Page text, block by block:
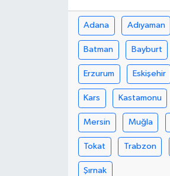
Adana Adıyaman
Batman Bayburt
Erzurum Eskişehir
Kars Kastamonu
Mersin Muğla
Tokat Trabzon
Şırnak
SürManşet
KAHRAMANMARAŞ